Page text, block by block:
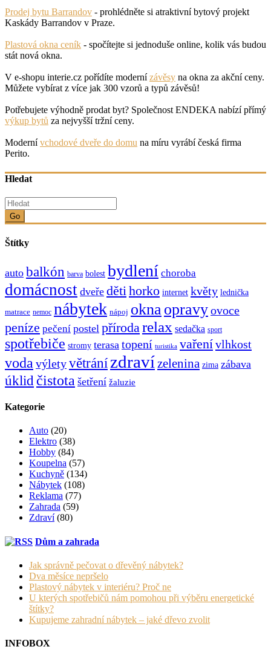
Prodej bytu Barrandov - prohlédněte si atraktivní bytový projekt
Kaskády Barrandov v Praze.
Plastová okna ceník - spočítejte si jednoduše online, kolik vás budou
stát nová okna.
V e-shopu interie.cz pořídíte modernízávěsy na okna za akční ceny.
Můžete vybírat z více jak 300 vzorů a typů závěsů!
Potřebujete výhodně prodat byt? Společnost ENDEKA nabízí přímý
výkup bytů za nejvyšší tržní ceny.
Modernívchodové dveře do domu na míru vyrábí česká firma
Perito.
Hledat
Go
Štítky
auto balkón barva bolest bydlení choroba
domácnost dveře děti horko internet květy lednička
matrace nemoc nábytek nápoj okna opravyovoce
peníze pečení postel příroda relax sedačka sport
spotřebiče stromy terasa topení turistika vařenívlhkost
voda výletyvětránízdravízelenina zima zábava
úklid čistota šetření žaluzie
Kategorie
Auto (20)
Elektro (38)
Hobby (84)
Koupelna (57)
Kuchyně (134)
Nábytek (108)
Reklama (77)
Zahrada (59)
Zdraví (80)
Dům a zahrada
Jak správně pečovat o dřevěný nábytek?
Dva měsíce nepršelo
Plastový nábytek v interiéru? Proč ne
U kterých spotřebičů nám pomohou při výběru energetické
štítky?
Kupujeme zahradní nábytek – jaké dřevo zvolit
INFOBOX